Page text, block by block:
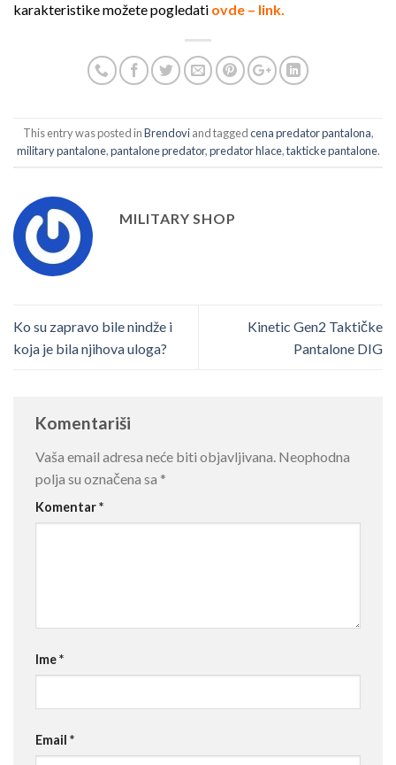
karakteristike možete pogledati ovde – link.
This entry was posted inBrendoviand taggedcena predator pantalona,
military pantalone,pantalone predator,predator hlace,takticke pantalone.
MILITARY SHOP
Ko su zapravo bile nindže i
koja je bila njihova uloga?
Kinetic Gen2 Taktičke
Pantalone DIG
Komentariši
Vaša email adresa neće biti objavljivana. Neophodna
polja su označena sa *
Komentar*
Ime*
Email *